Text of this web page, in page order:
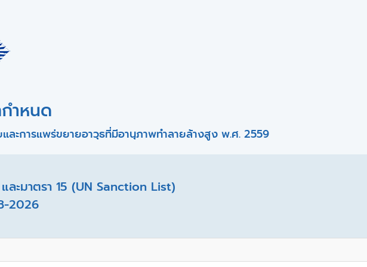
ำหนด
ละการแพร่ขยายอาวุธที่มีอานุภาพทำลายล้างสูง พ.ศ. 2559
ะมาตรา 15 (UN Sanction List)
2026